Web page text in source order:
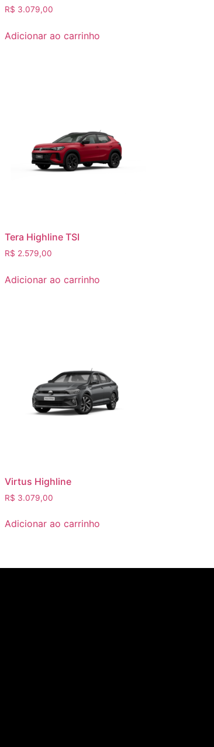
R$ 3.079,00
Adicionar ao carrinho
Tera Highline TSI
R$ 2.579,00
Adicionar ao carrinho
Virtus Highline
R$ 3.079,00
Adicionar ao carrinho